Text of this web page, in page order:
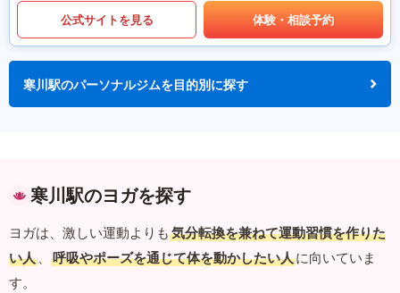
公式サイトを見る 体験・相談予約
寒川駅のパーソナルジムを目的別に探す
寒川駅のヨガを探す
ヨガは、激しい運動よりも 気分転換を兼ねて運動習慣を作りた
い人 、 呼吸やポーズを通じて体を動かしたい人に向いていま
す。